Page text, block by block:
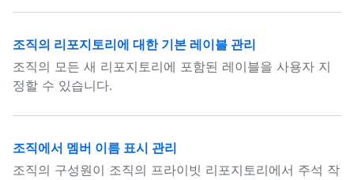
조직의 리포지토리에 대한 기본 레이블 관리
조직의 모든 새 리포지토리에 포함된 레이블을 사용자 지
정할 수 있습니다.
조직에서 멤버 이름 표시 관리
조직의 구성원이 조직의 프라이빗 리포지토리에서 주석 작